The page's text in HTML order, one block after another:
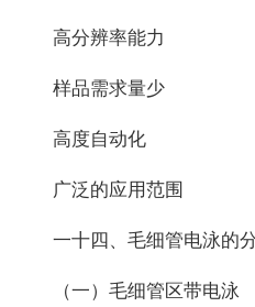
高分辨率能力
样品需求量少
高度自动化
广泛的应用范围
一十四、毛细管电泳的
（一）毛细管区带电泳